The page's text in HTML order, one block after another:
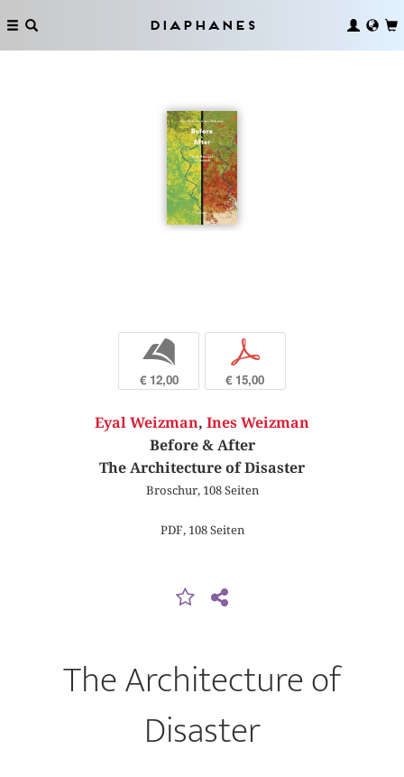
Diaphanes
b
€ 12,00
p
€ 15,00
Eyal Weizman, Ines Weizman
Before & After
The Architecture of Disaster
Broschur, 108 Seiten
PDF, 108 Seiten
The Architecture of
Disaster